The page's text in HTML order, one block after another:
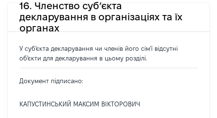
16. Членство суб’єкта
декларування в організаціях та їх
органах
У суб'єкта декларування чи членів його сім'ї відсутні
об'єкти для декларування в цьому розділі.
Документ підписано:
КАПУСТИНСЬКИЙ МАКСИМ ВІКТОРОВИЧ